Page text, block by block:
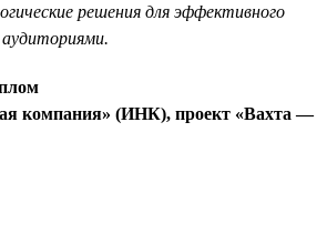
решения для эффективного
компания» (ИНК), проект «Вахта —